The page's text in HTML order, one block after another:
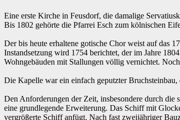
Eine erste Kirche in Feusdorf, die damalige
Bis 1802 gehörte die Pfarrei Esch zum kölnischen
Der bis heute erhaltene gotische Chor weist auf das
Instandsetzung wird 1754 berichtet, der im Jahre
Wohngebäuden mit Stallungen völlig vernichtet.
Die Kapelle war ein einfach geputzter
Den Anforderungen der Zeit, insbesondere durch
eine grundlegende Erweiterung. Das Schiff mit
vergrößerte Schiff anfügt. Nach fast zweijähriger